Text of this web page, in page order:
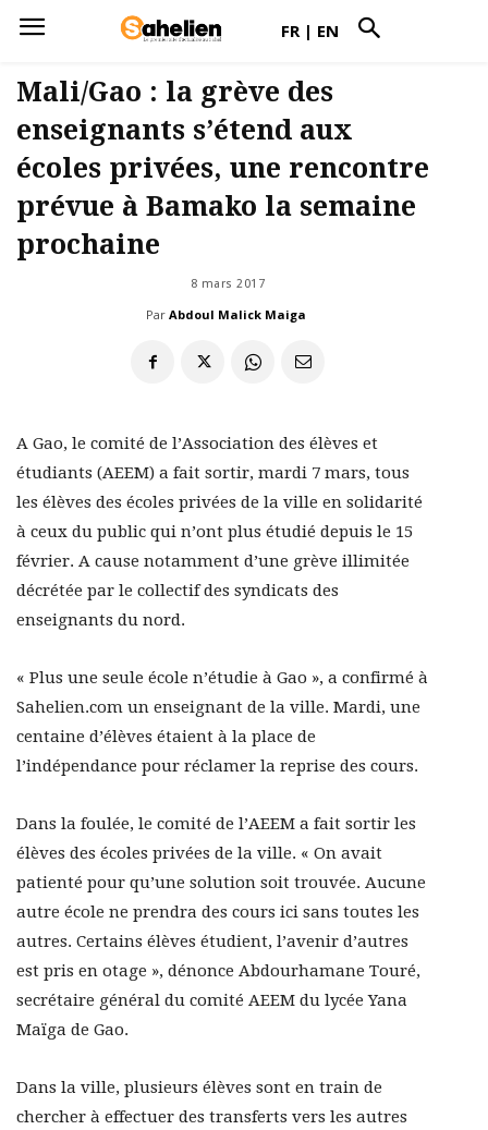
FR | EN
Mali/Gao : la grève des
enseignants s’étend aux
écoles privées, une rencontre
prévue à Bamako la semaine
prochaine
8 mars 2017
Par Abdoul Malick Maiga
A Gao, le comité de l’Association des élèves et
étudiants (AEEM) a fait sortir, mardi 7 mars, tous
les élèves des écoles privées de la ville en solidarité
à ceux du public qui n’ont plus étudié depuis le 15
février. A cause notamment d’une grève illimitée
décrétée par le collectif des syndicats des
enseignants du nord.
« Plus une seule école n’étudie à Gao », a confirmé à
Sahelien.com un enseignant de la ville. Mardi, une
centaine d’élèves étaient à la place de
l’indépendance pour réclamer la reprise des cours.
Dans la foulée, le comité de l’AEEM a fait sortir les
élèves des écoles privées de la ville. « On avait
patienté pour qu’une solution soit trouvée. Aucune
autre école ne prendra des cours ici sans toutes les
autres. Certains élèves étudient, l’avenir d’autres
est pris en otage », dénonce Abdourhamane Touré,
secrétaire général du comité AEEM du lycée Yana
Maïga de Gao.
Dans la ville, plusieurs élèves sont en train de
chercher à effectuer des transferts vers les autres